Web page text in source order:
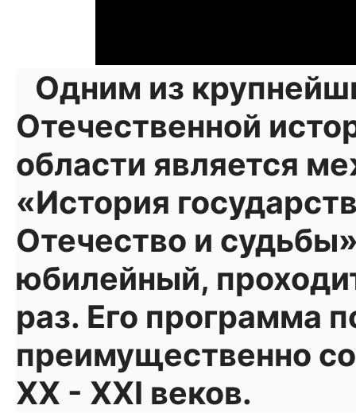
Одним из
Отечественной
области является
«История
Отечество и
юбилейный,
раз. Его программа
преимущественно
ХХ - ХХI веков.